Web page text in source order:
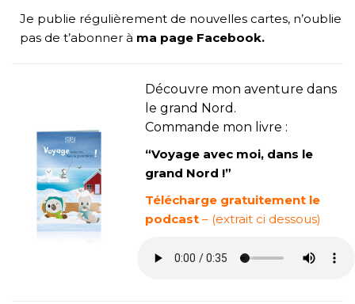
Je publie régulièrement de nouvelles cartes, n’oublie
pas de t’abonner à ma page Facebook.
Découvre mon aventure dans
le grand Nord.
Commande mon livre :
“Voyage avec moi, dans le
grand Nord !”
Télécharge gratuitement le
podcast– (extrait ci dessous)